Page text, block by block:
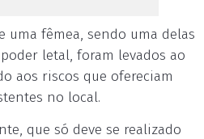
uma fêmea, sendo uma delas
letal, foram levados ao
aos riscos que ofereciam
no local.
que só deve se realizado